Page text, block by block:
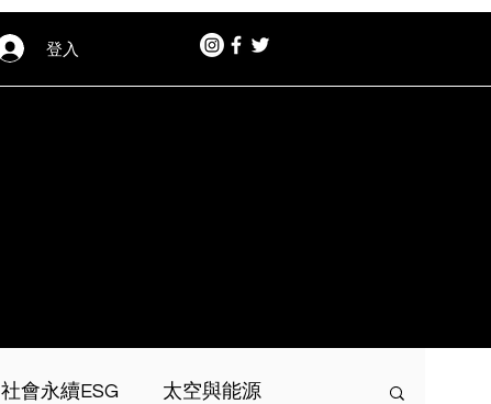
登入
社會永續ESG 太空與能源